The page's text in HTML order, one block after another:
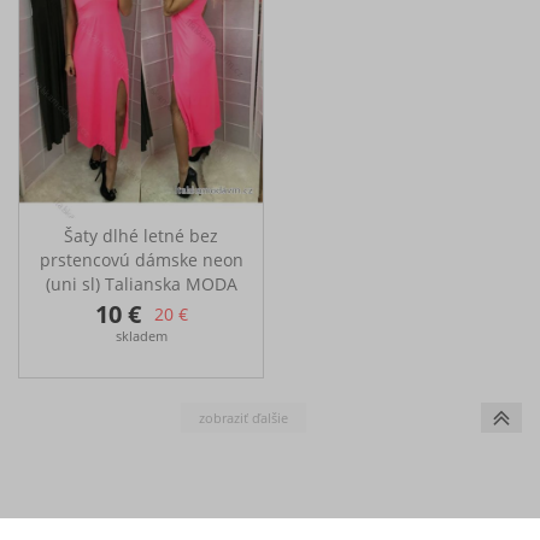
Šaty dlhé letné bez
prstencovú dámske neon
(uni sl) Talianska MODA
IMT18439/DR
Šaty dlouhé letní bez
prsa: 36cm2, délka:
10 € 20 €
skladem